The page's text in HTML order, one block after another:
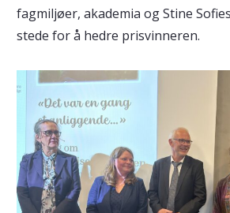
fagmiljøer, akademia og Stine
stede for å hedre prisvinneren.